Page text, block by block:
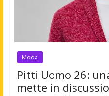
Moda
Pitti Uomo 26:
mette in